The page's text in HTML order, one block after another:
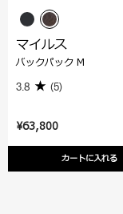
¥63,800
カートに入れる
マイルス
バックパック M
3.8 (5)